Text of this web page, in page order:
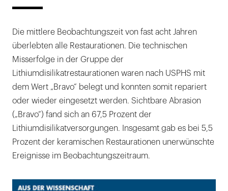
Die mittlere Beobachtungszeit von fast acht Jahren
überlebten alle Restaurationen. Die technischen
Misserfolge in der Gruppe der
Lithiumdisilikatrestaurationen waren nach USPHS mit
dem Wert „Bravo“ belegt und konnten somit repariert
oder wieder eingesetzt werden. Sichtbare Abrasion
(„Bravo“) fand sich an 67,5 Prozent der
Lithiumdisilikatversorgungen. Insgesamt gab es bei 5,5
Prozent der keramischen Restaurationen unerwünschte
Ereignisse im Beobachtungszeitraum.